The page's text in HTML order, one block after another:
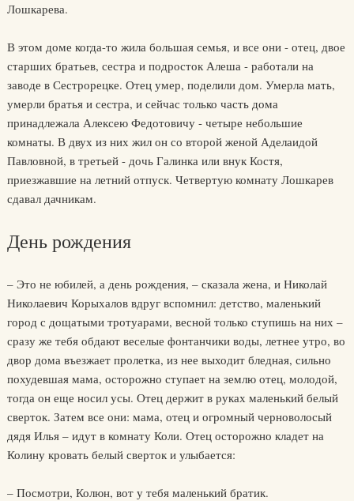
Лошкарева.
В этом доме когда-то жила большая семья, и все они - отец, двое
старших братьев, сестра и подросток Алеша - работали на
заводе в Сестрорецке. Отец умер, поделили дом. Умерла мать,
умерли братья и сестра, и сейчас только часть дома
принадлежала Алексею Федотовичу - четыре небольшие
комнаты. В двух из них жил он со второй женой Аделаидой
Павловной, в третьей - дочь Галинка или внук Костя,
приезжавшие на летний отпуск. Четвертую комнату Лошкарев
сдавал дачникам.
День рождения
– Это не юбилей, а день рождения, – сказала жена, и Николай
Николаевич Корыхалов вдруг вспомнил: детство, маленький
город с дощатыми тротуарами, весной только ступишь на них –
сразу же тебя обдают веселые фонтанчики воды, летнее утро, во
двор дома въезжает пролетка, из нее выходит бледная, сильно
похудевшая мама, осторожно ступает на землю отец, молодой,
тогда он еще носил усы. Отец держит в руках маленький белый
сверток. Затем все они: мама, отец и огромный черноволосый
дядя Илья – идут в комнату Коли. Отец осторожно кладет на
Колину кровать белый сверток и улыбается:
– Посмотри, Колюн, вот у тебя маленький братик.